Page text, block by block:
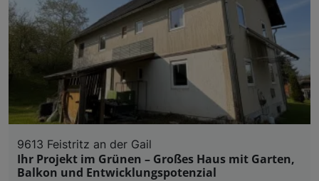
9613 Feistritz an der Gail
Ihr Projekt im Grünen – Großes Haus mit Garten,
Balkon und Entwicklungspotenzial